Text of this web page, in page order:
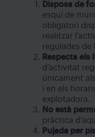
Disposa de
esquí de
obligatori
realitzar
regulades de
Respecta els
d’activitat
únicament
i en els
explotadora.
No està
pràctica
Pujada per